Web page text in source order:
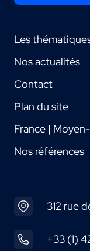
Les
Nos actualités
Contact
Plan du site
France |
Nos références
312 rue
+33 (1)